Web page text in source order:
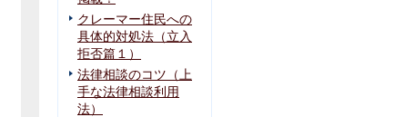
クレーマー住民への
具体的対処法（立入
拒否篇１）
法律相談のコツ（上
手な法律相談利用
法）